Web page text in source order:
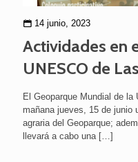
14 junio, 2023
Actividades en
UNESCO de
El Geoparque Mundial de
mañana jueves, 15 de junio
agraria del Geoparque;
llevará a cabo una[…]